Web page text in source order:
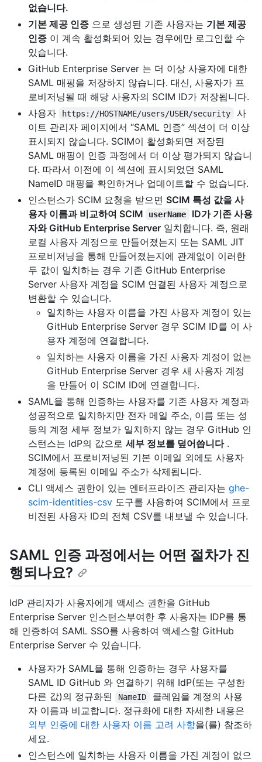
없습니다.
기본 제공 인증 으로 생성된 기존 사용자는 기본 제공
인증 이 계속 활성화되어 있는 경우에만 로그인할 수
있습니다.
GitHub Enterprise Server 는 더 이상 사용자에 대한
SAML 매핑을 저장하지 않습니다. 대신, 사용자가 프
로비저닝될 때 해당 사용자의 SCIM ID가 저장됩니다.
사용자
https://HOSTNAME/users/USER/security
사
이트 관리자 페이지에서 “SAML 인증” 섹션이 더 이상
표시되지 않습니다. SCIM이 활성화되면 저장된
SAML 매핑이 인증 과정에서 더 이상 평가되지 않습니
다. 따라서 이전에 이 섹션에 표시되었던 SAML
NameID 매핑을 확인하거나 업데이트할 수 없습니다.
인스턴스가 SCIM 요청을 받으면 SCIM 특성 값을 사
용자 이름과 비교하여 SCIM
userName
ID가 기존 사용
자와 GitHub Enterprise Server 일치합니다. 즉, 원래
로컬 사용자 계정으로 만들어졌는지 또는 SAML JIT
프로비저닝을 통해 만들어졌는지에 관계없이 이러한
두 값이 일치하는 경우 기존 GitHub Enterprise
Server 사용자 계정을 SCIM 연결된 사용자 계정으로
변환할 수 있습니다.
일치하는 사용자 이름을 가진 사용자 계정이 있는
GitHub Enterprise Server 경우 SCIM ID를 이 사
용자 계정에 연결합니다.
일치하는 사용자 이름을 가진 사용자 계정이 없는
GitHub Enterprise Server 경우 새 사용자 계정
을 만들어 이 SCIM ID에 연결합니다.
SAML을 통해 인증하는 사용자를 기존 사용자 계정과
성공적으로 일치하지만 전자 메일 주소, 이름 또는 성
등의 계정 세부 정보가 일치하지 않는 경우 GitHub 인
스턴스는 IdP의 값으로 세부 정보를 덮어씁니다.
SCIM에서 프로비저닝된 기본 이메일 외에도 사용자
계정에 등록된 이메일 주소가 삭제됩니다.
CLI 액세스 권한이 있는 엔터프라이즈 관리자는 ghe-
scim-identities-csv 도구를 사용하여 SCIM에서 프로
비전된 사용자 ID의 전체 CSV를 내보낼 수 있습니다.
SAML 인증 과정에서는 어떤 절차가 진
행되나요?
IdP 관리자가 사용자에게 액세스 권한을 GitHub
Enterprise Server 인스턴스부여한 후 사용자는 IDP를 통
해 인증하여 SAML SSO를 사용하여 액세스할 GitHub
Enterprise Server 수 있습니다.
사용자가 SAML을 통해 인증하는 경우 사용자를
SAML ID GitHub 와 연결하기 위해 IdP(또는 구성한
다른 값)의 정규화된
NameID
클레임을 계정의 사용
자 이름과 비교합니다. 정규화에 대한 자세한 내용은
외부 인증에 대한 사용자 이름 고려 사항을(를) 참조하
세요.
인스턴스에 일치하는 사용자 이름을 가진 계정이 없으